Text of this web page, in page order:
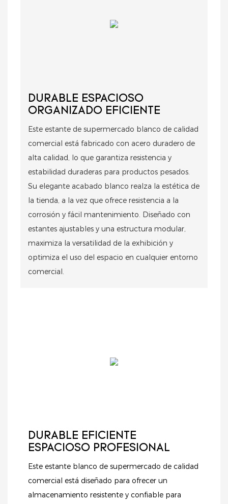
DURABLE ESPACIOSO
ORGANIZADO EFICIENTE
Este estante de supermercado blanco de calidad
comercial está fabricado con acero duradero de
alta calidad, lo que garantiza resistencia y
estabilidad duraderas para productos pesados.
Su elegante acabado blanco realza la estética de
la tienda, a la vez que ofrece resistencia a la
corrosión y fácil mantenimiento. Diseñado con
estantes ajustables y una estructura modular,
maximiza la versatilidad de la exhibición y
optimiza el uso del espacio en cualquier entorno
comercial.
DURABLE EFICIENTE
ESPACIOSO PROFESIONAL
Este estante blanco de supermercado de calidad
comercial está diseñado para ofrecer un
almacenamiento resistente y confiable para